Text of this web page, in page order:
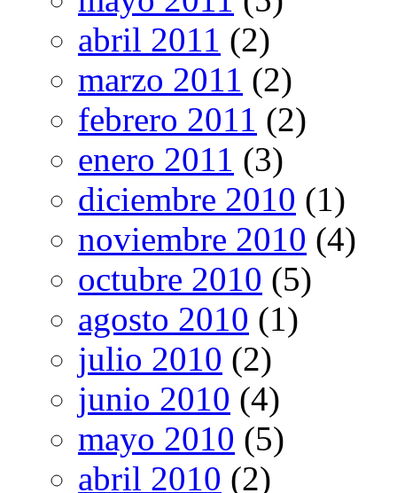
abril 2011 (2)
marzo 2011 (2)
febrero 2011 (2)
enero 2011 (3)
diciembre 2010 (1)
noviembre 2010 (4)
octubre 2010 (5)
agosto 2010 (1)
julio 2010 (2)
junio 2010 (4)
mayo 2010 (5)
abril 2010 (2)